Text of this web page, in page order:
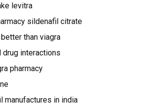
levitra
sildenafil citrate
than viagra
drug interactions
pharmacy
manufactures in india